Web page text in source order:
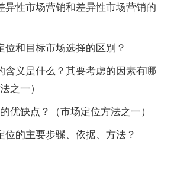
性市场营销和差异性市场营销的
和目标市场选择的区别？
义是什么？其要考虑的因素有哪
之一）
缺点？（市场定位方法之一）
的主要步骤、依据、方法？